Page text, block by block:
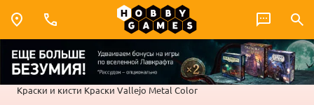
Краски и кисти Краски Vallejo Metal Color